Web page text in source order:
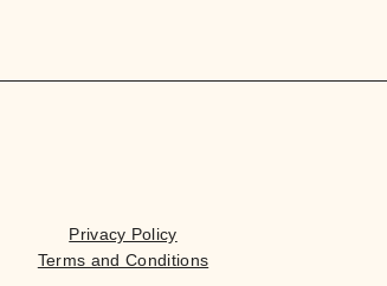
Privacy Policy
Terms and Conditions